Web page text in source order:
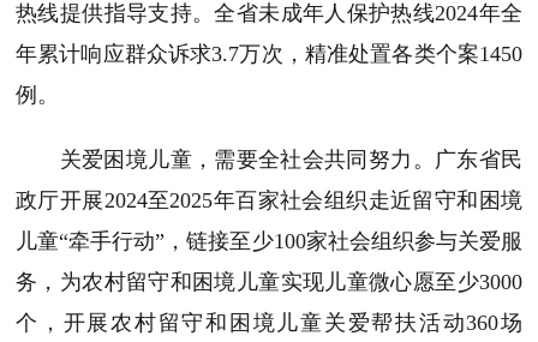
热线提供指导支持。全省未成年人保护热线2024年全
年累计响应群众诉求3.7万次，精准处置各类个案1450
例。
关爱困境儿童，需要全社会共同努力。广东省民
政厅开展2024至2025年百家社会组织走近留守和困境
儿童“牵手行动”，链接至少100家社会组织参与关爱服
务，为农村留守和困境儿童实现儿童微心愿至少3000
个，开展农村留守和困境儿童关爱帮扶活动360场